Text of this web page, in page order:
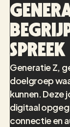
Generatie Z,
doelgroep
kunnen. Deze
digitaal
connectie en